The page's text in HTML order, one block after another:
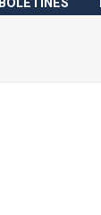
BOLETINES